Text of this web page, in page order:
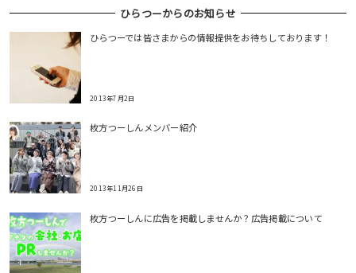
ひらつーからのお知らせ
ひらつーでは皆さまからの情報提供をお待ちしております！
2013年7月2日
枚方つーしんメンバー紹介
2013年11月26日
枚方つーしんに広告を掲載しませんか？広告掲載について